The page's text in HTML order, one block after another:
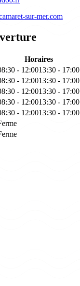
sur-mer.com
Horaires
- 12:0013:30 - 17:00
- 12:0013:30 - 17:00
- 12:0013:30 - 17:00
- 12:0013:30 - 17:00
- 12:0013:30 - 17:00